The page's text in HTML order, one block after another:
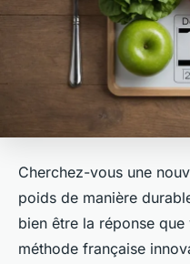
Cherchez-vous une
poids de manière
bien être la réponse
méthode française